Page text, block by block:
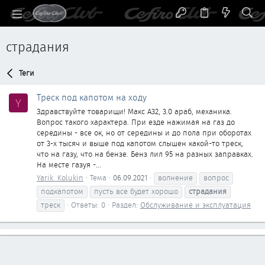
страдания
Теги
Y Треск под капотом на ходу
Здравствуйте товарищи! Макс А32, 3.0 араб, механика.
Вопрос такого характера. При езде нажимая на газ до
середины - все ок, но от середины и до пола при оборотах
от 3-х тысяч и выше под капотом слышен какой-то треск,
что на газу, что на бензе. Бенз лил 95 на разных заправках.
На месте газуя -...
Yarik_Kolukin
Тема 06.09.2021 волнение
вопрос
подкапотом
пусть все будет хорошо
страдания
треск
Ответы: 0 Раздел: Обслуживание и эксплуатация